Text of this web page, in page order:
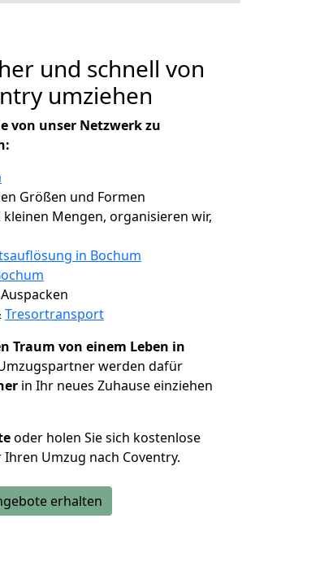
und schnell von
umziehen
von unser Netzwerk zu
Größen und Formen
kleinen Mengen, organisieren wir,
in Bochum
Tresortransport
Traum von einem Leben in
werden dafür
in Ihr neues Zuhause einziehen
oder holen Sie sich kostenlose
Umzug nach Coventry.
erhalten